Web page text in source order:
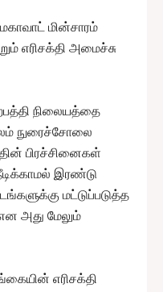
மின்சாரம்
எரிசக்தி அமைச்சு
நிலையத்தை
நுரைச்சோலை
பிரச்சினைகள்
இரண்டு
மட்டுப்படுத்த
அது மேலும்
எரிசக்தி